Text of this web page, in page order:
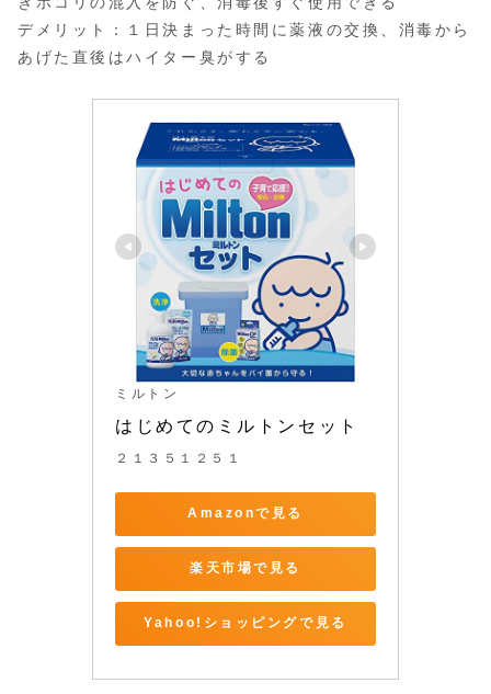
デメリット：１日決まった時間に薬液の交換、消毒から
あげた直後はハイター臭がする
ミルトン
はじめてのミルトンセット
２１３５１２５１
Amazonで見る
楽天市場で見る
Yahoo!ショッピングで見る